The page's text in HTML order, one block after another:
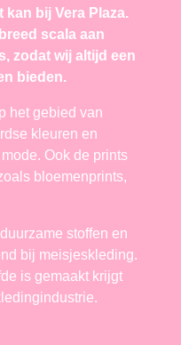
bij Vera Plaza.
scala aan
zodat wij altijd een
bieden.
het gebied van
kleuren en
Ook de prints
bloemenprints,
stoffen en
bij meisjeskleding.
is gemaakt krijgt